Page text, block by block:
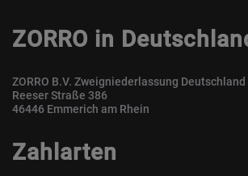
ZORRO in
ZORRO B.V. Zweigniederlassung Deutschland
Reeser Straße 386
46446 Emmerich am Rhein
Zahlarten